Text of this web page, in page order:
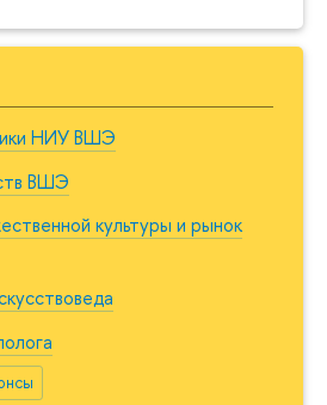
НИУ ВШЭ
ВШЭ
культуры и рынок